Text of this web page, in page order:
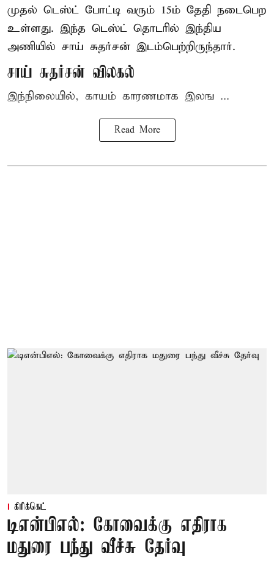
முதல் டெஸ்ட் போட்டி வரும் 15ம் தேதி நடைபெற
உள்ளது. இந்த டெஸ்ட் தொடரில் இந்திய
அணியில் சாய் சுதர்சன் இடம்பெற்றிருந்தார்.
சாய் சுதர்சன் விலகல்
இந்நிலையில், காயம் காரணமாக இலங ...
Read More
கிரிக்கெட்
டிஎன்பிஎல்: கோவைக்கு எதிராக
மதுரை பந்து வீச்சு தேர்வு